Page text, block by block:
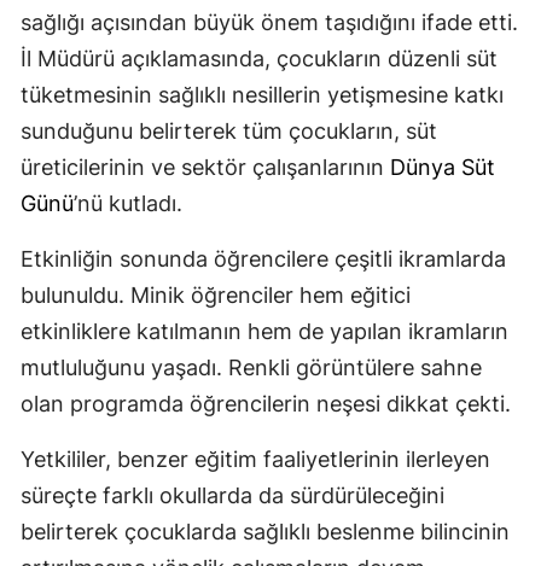
sağlığı açısından büyük önem taşıdığını ifade etti.
İl Müdürü açıklamasında, çocukların düzenli süt
tüketmesinin sağlıklı nesillerin yetişmesine katkı
sunduğunu belirterek tüm çocukların, süt
üreticilerinin ve sektör çalışanlarının Dünya Süt
Günü’nü kutladı.
Etkinliğin sonunda öğrencilere çeşitli ikramlarda
bulunuldu. Minik öğrenciler hem eğitici
etkinliklere katılmanın hem de yapılan ikramların
mutluluğunu yaşadı. Renkli görüntülere sahne
olan programda öğrencilerin neşesi dikkat çekti.
Yetkililer, benzer eğitim faaliyetlerinin ilerleyen
süreçte farklı okullarda da sürdürüleceğini
belirterek çocuklarda sağlıklı beslenme bilincinin